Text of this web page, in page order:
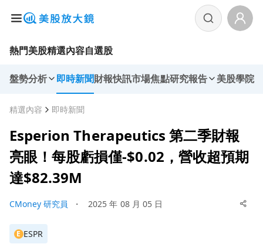
熱門美股精選內容自選股
盤勢分析 即時新聞財報快訊市場焦點研究報告 美股學院
精選內容 即時新聞
Esperion Therapeutics 第二季財報
亮眼！每股虧損僅-$0.02，營收超預期
達$82.39M
CMoney 研究員 ・ 2025 年 08 月 05 日
E ESPR